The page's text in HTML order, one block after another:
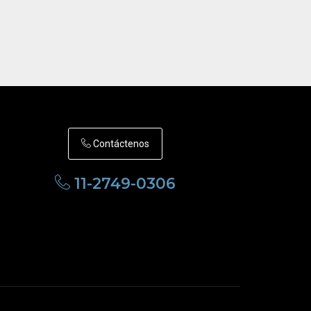
Contáctenos
11-2749-0306